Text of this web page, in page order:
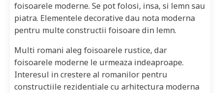
foisoarele moderne. Se pot folosi, insa, si lemn sau
piatra. Elementele decorative dau nota moderna
pentru multe constructii foisoare din lemn.
Multi romani aleg foisoarele rustice, dar
foisoarele moderne le urmeaza indeaproape.
Interesul in crestere al romanilor pentru
constructiile rezidentiale cu arhitectura moderna